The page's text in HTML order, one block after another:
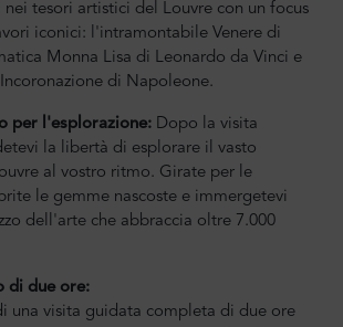
nei tesori artistici del Louvre con un focus
iconici: l'intramontabile Venere di
Monna Lisa di Leonardo da Vinci e
di Napoleone.
per l'esplorazione: Dopo la visita
la libertà di esplorare il vasto
al vostro ritmo. Girate per le
le gemme nascoste e immergetevi
dell'arte che abbraccia oltre 7.000
di due ore:
una visita guidata completa di due ore